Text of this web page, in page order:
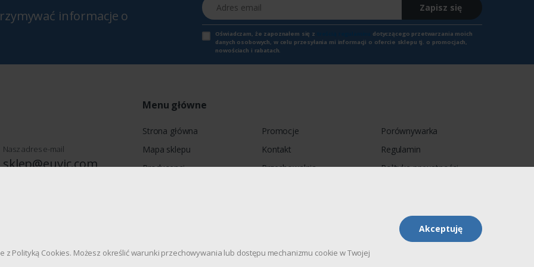
z Polityką Cookies. Możesz określić warunki przechowywania lub dostępu mechanizmu cookie w Twojej
Akceptuję
informacje o
Zapisz się
Oświadczam, że zapoznałem się z
dotyczącego przetwarzania moich
danych osobowych, w celu przesyłania mi informacji o ofercie sklepu tj. o promocjach,
nowościach i rabatach.
Nasz adres e-mail
sklep@euvic.com
Menu główne
Strona główna
Mapa sklepu
Producenci
Promocje
Kontakt
Przechowalnia
Porównywarka
Regulamin
Polityka prywatności